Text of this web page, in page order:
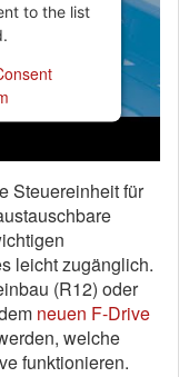
to the list
Steuereinheit für
leicht zugänglich.
(R12) oder
neuen F-Drive
welche
funktionieren.